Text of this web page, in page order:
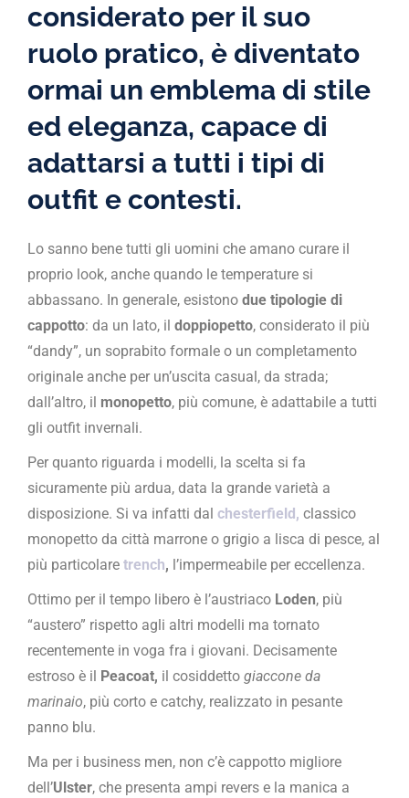
considerato per il suo
ruolo pratico, è diventato
ormai un emblema di stile
ed eleganza, capace di
adattarsi a tutti i tipi di
outfit e contesti.
Lo sanno bene tutti gli uomini che amano curare il
proprio look, anche quando le temperature si
abbassano. In generale, esistono due tipologie di
cappotto: da un lato, il doppiopetto, considerato il più
“dandy”, un soprabito formale o un completamento
originale anche per un’uscita casual, da strada;
dall’altro, il monopetto, più comune, è adattabile a tutti
gli outfit invernali.
Per quanto riguarda i modelli, la scelta si fa
sicuramente più ardua, data la grande varietà a
disposizione. Si va infatti dal chesterfield, classico
monopetto da città marrone o grigio a lisca di pesce, al
più particolare trench, l’impermeabile per eccellenza.
Ottimo per il tempo libero è l’austriaco Loden, più
“austero” rispetto agli altri modelli ma tornato
recentemente in voga fra i giovani. Decisamente
estroso è il
Peacoat, il cosiddetto giaccone da
marinaio, più corto e catchy, realizzato in pesante
panno blu.
Ma per i business men, non c’è cappotto migliore
dell’Ulster, che presenta ampi revers e la manica a